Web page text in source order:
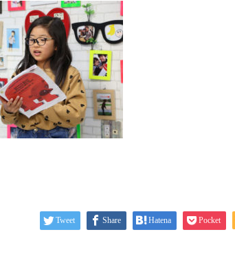
Tweet Share Hatena Pocket